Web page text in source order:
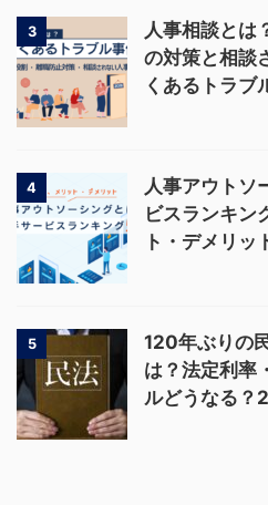
3
人事相談とは
の対策と相談
くあるトラブ
4
人事アウトソ
ビスランキン
ト・デメリッ
5
120年ぶりの
は？法定利率
ルどうなる